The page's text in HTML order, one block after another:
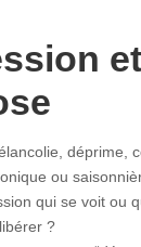
et
déprime,
ou
qui se voit ou
?